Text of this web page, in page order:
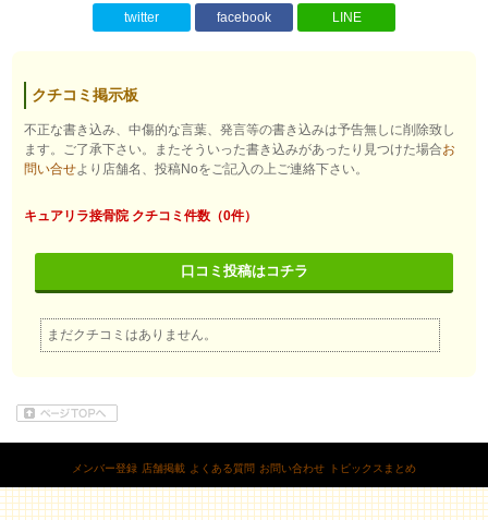
twitter facebook LINE
クチコミ掲示板
不正な書き込み、中傷的な言葉、発言等の書き込みは予告無しに削除致し
ます。ご了承下さい。またそういった書き込みがあったり見つけた場合お
問い合せより店舗名、投稿Noをご記入の上ご連絡下さい。
キュアリラ接骨院 クチコミ件数（0件）
口コミ投稿はコチラ
まだクチコミはありません。
メンバー登録 店舗掲載 よくある質問 お問い合わせ トピックスまとめ